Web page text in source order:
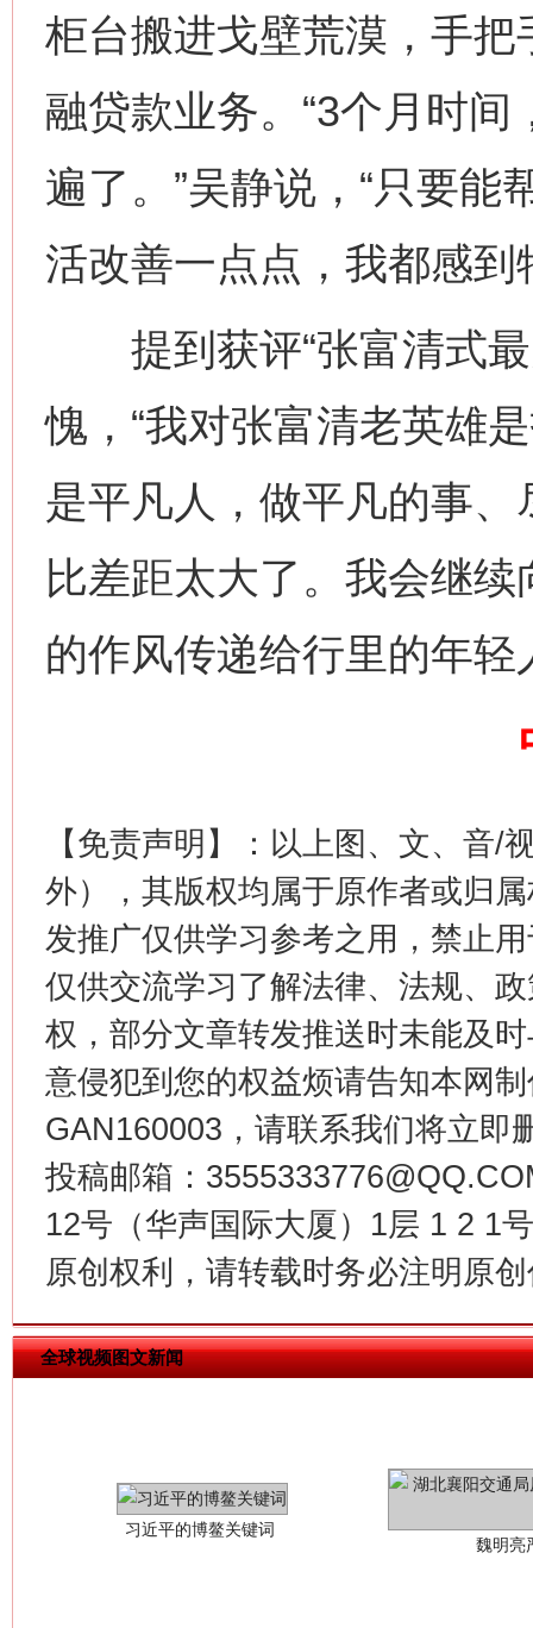
柜台搬进戈壁荒漠，手
融贷款业务。“3个月时
遍了。”吴静说，“只要
活改善一点点，我都感到
提到获评“张富清式最
愧，“我对张富清老英雄
是平凡人，做平凡的事
比差距太大了。我会继
的作风传递给行里的年轻
【免责声明】：以上图、文、音/
外），其版权均属于原作者或归
发推广仅供学习参考之用，禁止
仅供交流学习了解法律、法规、
权，部分文章转发推送时未能及
意侵犯到您的权益烦请告知本网
GAN160003，请联系我们将立即
投稿邮箱：
12号（华声国际大厦）1层 1 2 1
原创权利，请转载时务必注明原
全球视频图文新闻
网上购药对药下症？
谢
在谋一域中谋全局
今